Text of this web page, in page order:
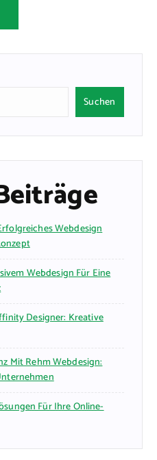
Suchen
Webdesign
Webdesign Für Eine
Designer: Kreative
Mit Rehm Webdesign:
Für Ihre Online-